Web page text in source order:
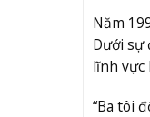
Năm
Dưới sự
lĩnh vực
“Ba tôi